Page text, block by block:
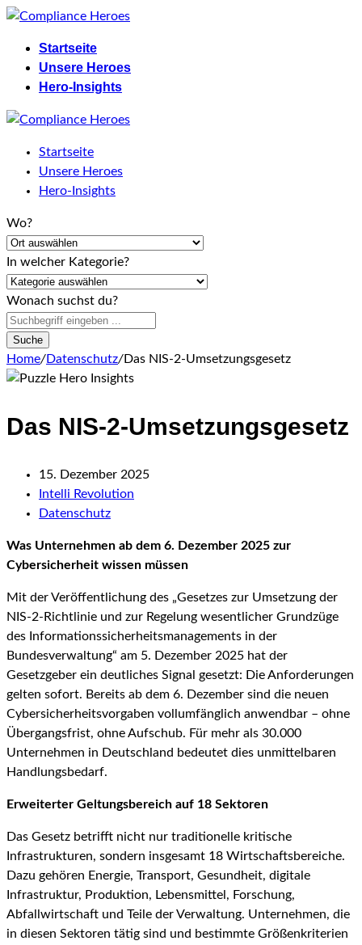
Skip
contentStartseite
Unsere Heroes
Hero-Insights
Startseite
Unsere Heroes
Hero-Insights
Wo?
In welcher Kategorie?
Wonach suchst du?
Suche
Home/Datenschutz/Das NIS-2-Umsetzungsgesetz
Das NIS-2-Umsetzungsgesetz
15. Dezember 2025
Intelli Revolution
Datenschutz
Was Unternehmen ab dem 6. Dezember 2025 zur
Cybersicherheit wissen müssen
Mit der Veröffentlichung des „Gesetzes zur Umsetzung der
NIS-2-Richtlinie und zur Regelung wesentlicher Grundzüge
des Informationssicherheitsmanagements in der
Bundesverwaltung“ am 5. Dezember 2025 hat der
Gesetzgeber ein deutliches Signal gesetzt: Die Anforderungen
gelten sofort. Bereits ab dem 6. Dezember sind die neuen
Cybersicherheitsvorgaben vollumfänglich anwendbar – ohne
Übergangsfrist, ohne Aufschub. Für mehr als 30.000
Unternehmen in Deutschland bedeutet dies unmittelbaren
Handlungsbedarf.
Erweiterter Geltungsbereich auf 18 Sektoren
Das Gesetz betrifft nicht nur traditionelle kritische
Infrastrukturen, sondern insgesamt 18 Wirtschaftsbereiche.
Dazu gehören Energie, Transport, Gesundheit, digitale
Infrastruktur, Produktion, Lebensmittel, Forschung,
Abfallwirtschaft und Teile der Verwaltung. Unternehmen, die
in diesen Sektoren tätig sind und bestimmte Größenkriterien